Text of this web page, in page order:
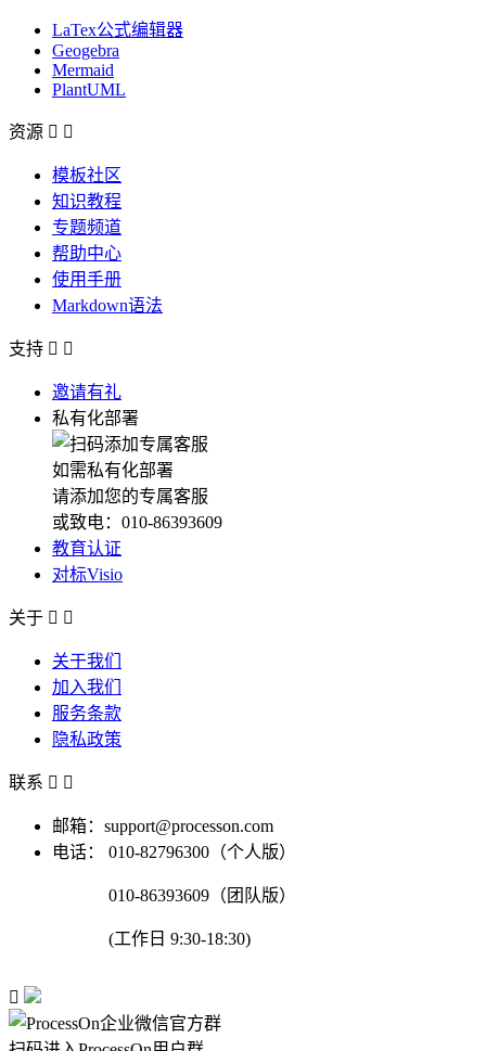
LaTex公式编辑器
Geogebra
Mermaid
PlantUML
资源  
模板社区
知识教程
专题频道
帮助中心
使用手册
Markdown语法
支持  
邀请有礼
私有化部署
如需私有化部署
请添加您的专属客服
或致电：010-86393609
教育认证
对标Visio
关于  
关于我们
加入我们
服务条款
隐私政策
联系  
邮箱：support@processon.com
电话：
010-82796300（个人版）
010-86393609（团队版）
(工作日 9:30-18:30)
